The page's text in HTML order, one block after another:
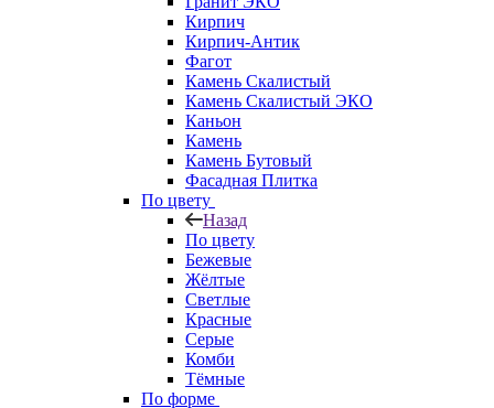
Кирпич
Кирпич-Антик
Фагот
Камень Скалистый
Камень Скалистый ЭКО
Каньон
Камень
Камень Бутовый
Фасадная Плитка
По цвету
Назад
По цвету
Бежевые
Жёлтые
Светлые
Красные
Серые
Комби
Тёмные
По форме